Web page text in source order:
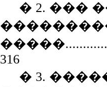
� 2. ���
�����
316
� 3.